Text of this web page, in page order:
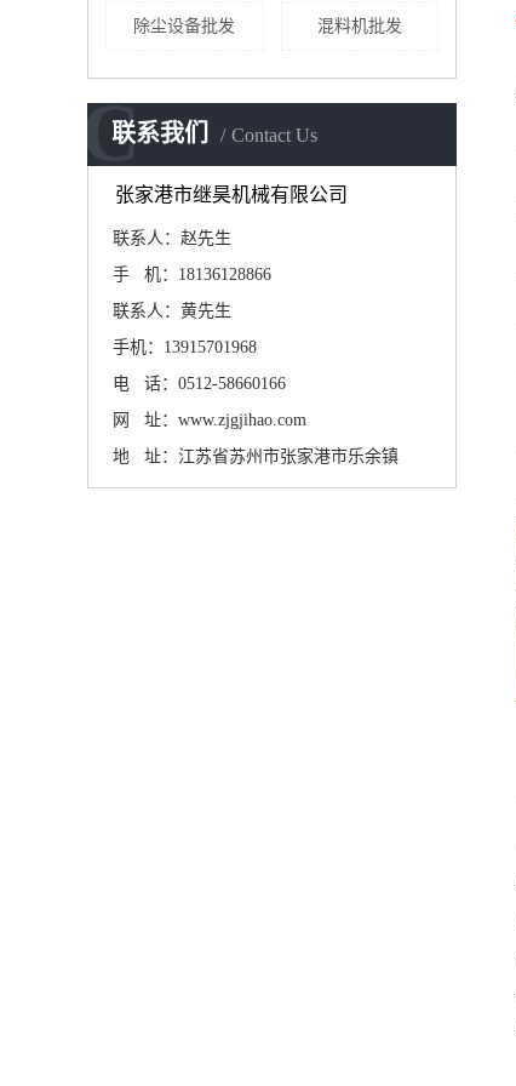
除尘设备批发 混料机批发
联系我们 Contact Us
C
张家港市继昊机械有限公司
联系人：赵先生
手 机：18136128866
联系人：黄先生
手机：13915701968
电 话：0512-58660166
网 址：www.zjgjihao.com
地 址：江苏省苏州市张家港市乐余镇